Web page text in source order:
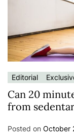
Editorial
Can 20
from
Posted on October